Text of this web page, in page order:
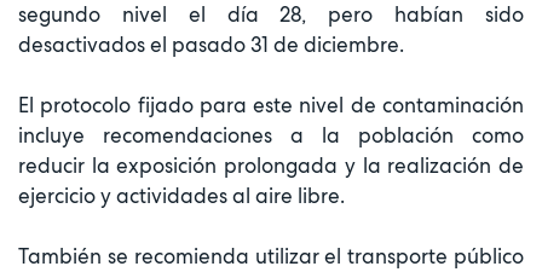
segundo nivel el día 28, pero habían sido
desactivados el pasado 31 de diciembre.
El protocolo fijado para este nivel de contaminación
incluye recomendaciones a la población como
reducir la exposición prolongada y la realización de
ejercicio y actividades al aire libre.
También se recomienda utilizar el transporte público